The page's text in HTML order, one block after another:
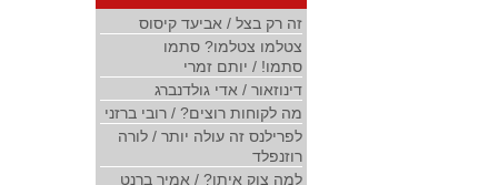
זה רק בצל / אביעד קיסוס
צטלמו צטלמו? סתמו
סתמו! / יותם זמרי
דינוזאור / אדי גולדנברג
מה לקוחות רוצים? / רובי ברזני
לפרילנס זה עולה יותר / לורה
רוזנפלד
למה צוק איתן? / אמיר ברנט